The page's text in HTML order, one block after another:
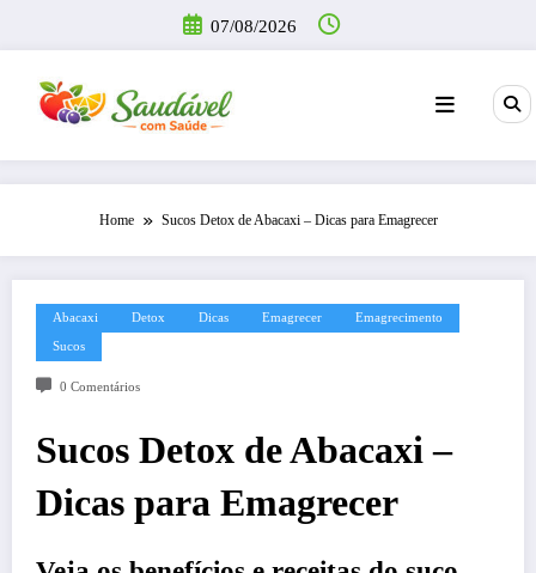
o
conteúdo
07/08/2026
Home Sucos Detox de Abacaxi – Dicas para Emagrecer
Abacaxi Detox Dicas Emagrecer Emagrecimento
Sucos
0 Comentários
Sucos Detox de Abacaxi –
Dicas para Emagrecer